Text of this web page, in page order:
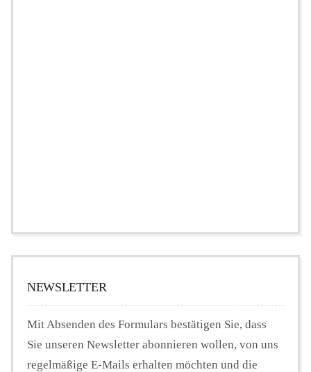
NEWSLETTER
Mit Absenden des Formulars bestätigen Sie, dass
Sie unseren Newsletter abonnieren wollen, von uns
regelmäßige E-Mails erhalten möchten und die